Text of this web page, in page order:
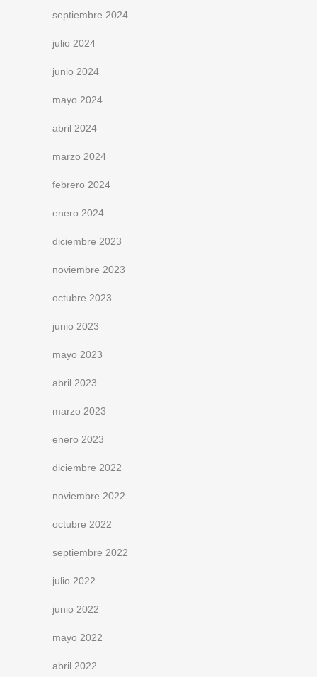
septiembre 2024
julio 2024
junio 2024
mayo 2024
abril 2024
marzo 2024
febrero 2024
enero 2024
diciembre 2023
noviembre 2023
octubre 2023
junio 2023
mayo 2023
abril 2023
marzo 2023
enero 2023
diciembre 2022
noviembre 2022
octubre 2022
septiembre 2022
julio 2022
junio 2022
mayo 2022
abril 2022